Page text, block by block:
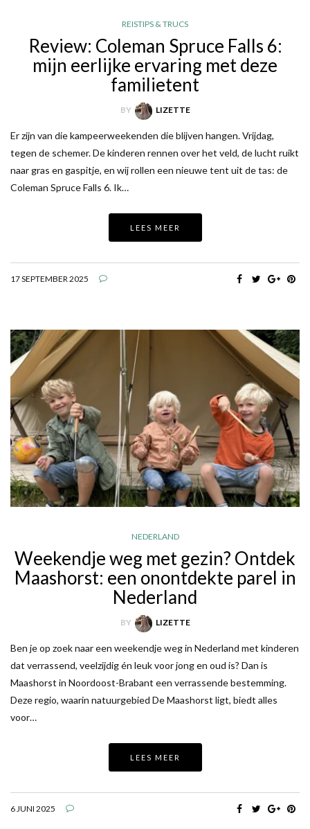
REISTIPS & TRUCS
Review: Coleman Spruce Falls 6:
mijn eerlijke ervaring met deze
familietent
BY LIZETTE
Er zijn van die kampeerweekenden die blijven hangen. Vrijdag,
tegen de schemer. De kinderen rennen over het veld, de lucht ruikt
naar gras en gaspitje, en wij rollen een nieuwe tent uit de tas: de
Coleman Spruce Falls 6. Ik…
LEES MEER
17 SEPTEMBER 2025
NEDERLAND
Weekendje weg met gezin? Ontdek
Maashorst: een onontdekte parel in
Nederland
BY LIZETTE
Ben je op zoek naar een weekendje weg in Nederland met kinderen
dat verrassend, veelzijdig én leuk voor jong en oud is? Dan is
Maashorst in Noordoost-Brabant een verrassende bestemming.
Deze regio, waarin natuurgebied De Maashorst ligt, biedt alles
voor…
LEES MEER
6 JUNI 2025